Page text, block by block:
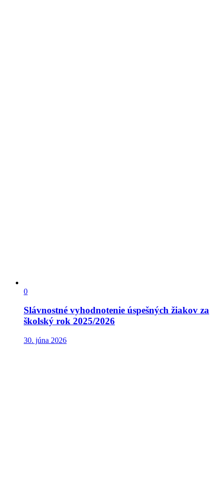
0
Slávnostné vyhodnotenie úspešných žiakov za
školský rok 2025/2026
30. júna 2026